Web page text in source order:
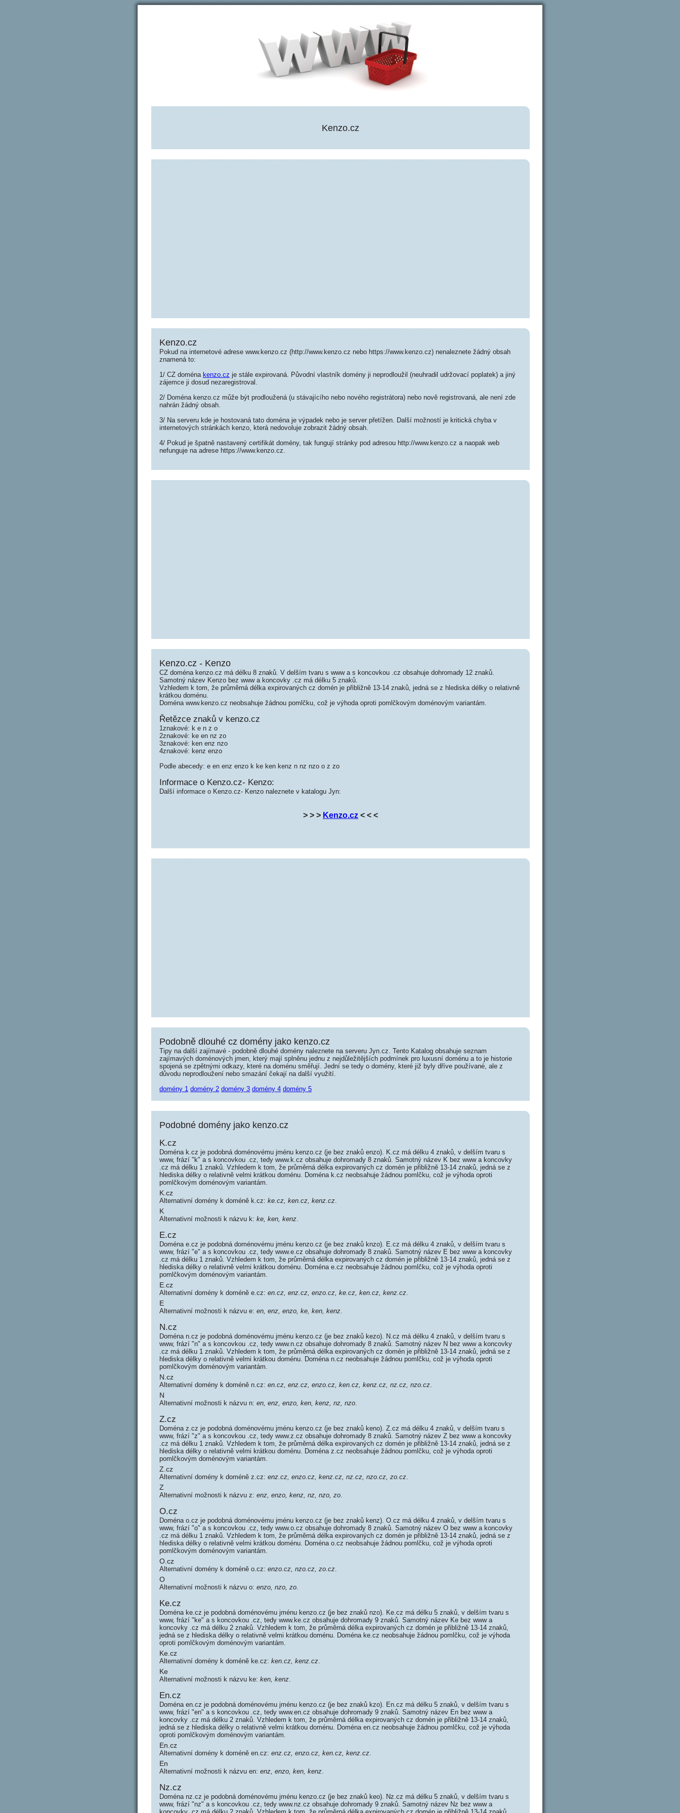
Kenzo.cz
Kenzo.cz
Pokud na internetové adrese www.kenzo.cz (http://www.kenzo.cz nebo https://www.kenzo.cz) nenaleznete žádný obsah
znamená to:
1/ CZ doména kenzo.cz je stále expirovaná. Původní vlastník domény ji neprodloužil (neuhradil udržovací poplatek) a jiný
zájemce ji dosud nezaregistroval.
2/ Doména kenzo.cz může být prodloužená (u stávajícího nebo nového registrátora) nebo nově registrovaná, ale není zde
nahrán žádný obsah.
3/ Na serveru kde je hostovaná tato doména je výpadek nebo je server přetížen. Další možností je kritická chyba v
internetových stránkách kenzo, která nedovoluje zobrazit žádný obsah.
4/ Pokud je špatně nastavený certifikát domény, tak fungují stránky pod adresou http://www.kenzo.cz a naopak web
nefunguje na adrese https://www.kenzo.cz.
Kenzo.cz - Kenzo
CZ doména kenzo.cz má délku 8 znaků. V delším tvaru s www a s koncovkou .cz obsahuje dohromady 12 znaků.
Samotný název Kenzo bez www a koncovky .cz má délku 5 znaků.
Vzhledem k tom, že průměrná délka expirovaných cz domén je přibližně 13-14 znaků, jedná se z hlediska délky o relativně
krátkou doménu.
Doména www.kenzo.cz neobsahuje žádnou pomlčku, což je výhoda oproti pomlčkovým doménovým variantám.
Řetězce znaků v kenzo.cz
1znakové: k e n z o
2znakové: ke en nz zo
3znakové: ken enz nzo
4znakové: kenz enzo
Podle abecedy: e en enz enzo k ke ken kenz n nz nzo o z zo
Informace o Kenzo.cz- Kenzo:
Další informace o Kenzo.cz- Kenzo naleznete v katalogu Jyn:
> > > Kenzo.cz < < <
Podobně dlouhé cz domény jako kenzo.cz
Tipy na další zajímavé - podobně dlouhé domény naleznete na serveru Jyn.cz. Tento Katalog obsahuje seznam
zajímavých doménových jmen, který mají splněnu jednu z nejdůležitějších podmínek pro luxusní doménu a to je historie
spojená se zpětnými odkazy, které na doménu směřují. Jední se tedy o domény, které již byly dříve používané, ale z
důvodu neprodloužení nebo smazání čekají na další využití.
domény 1 domény 2 domény 3 domény 4 domény 5
Podobné domény jako kenzo.cz
K.cz
Doména k.cz je podobná doménovému jménu kenzo.cz (je bez znaků enzo). K.cz má délku 4 znaků, v delším tvaru s
www, frází "k" a s koncovkou .cz, tedy www.k.cz obsahuje dohromady 8 znaků. Samotný název K bez www a koncovky
.cz má délku 1 znaků. Vzhledem k tom, že průměrná délka expirovaných cz domén je přibližně 13-14 znaků, jedná se z
hlediska délky o relativně velmi krátkou doménu. Doména k.cz neobsahuje žádnou pomlčku, což je výhoda oproti
pomlčkovým doménovým variantám.
K.cz
Alternativní domény k doméně k.cz: ke.cz, ken.cz, kenz.cz.
K
Alternativní možnosti k názvu k: ke, ken, kenz.
E.cz
Doména e.cz je podobná doménovému jménu kenzo.cz (je bez znaků knzo). E.cz má délku 4 znaků, v delším tvaru s
www, frází "e" a s koncovkou .cz, tedy www.e.cz obsahuje dohromady 8 znaků. Samotný název E bez www a koncovky
.cz má délku 1 znaků. Vzhledem k tom, že průměrná délka expirovaných cz domén je přibližně 13-14 znaků, jedná se z
hlediska délky o relativně velmi krátkou doménu. Doména e.cz neobsahuje žádnou pomlčku, což je výhoda oproti
pomlčkovým doménovým variantám.
E.cz
Alternativní domény k doméně e.cz: en.cz, enz.cz, enzo.cz, ke.cz, ken.cz, kenz.cz.
E
Alternativní možnosti k názvu e: en, enz, enzo, ke, ken, kenz.
N.cz
Doména n.cz je podobná doménovému jménu kenzo.cz (je bez znaků kezo). N.cz má délku 4 znaků, v delším tvaru s
www, frází "n" a s koncovkou .cz, tedy www.n.cz obsahuje dohromady 8 znaků. Samotný název N bez www a koncovky
.cz má délku 1 znaků. Vzhledem k tom, že průměrná délka expirovaných cz domén je přibližně 13-14 znaků, jedná se z
hlediska délky o relativně velmi krátkou doménu. Doména n.cz neobsahuje žádnou pomlčku, což je výhoda oproti
pomlčkovým doménovým variantám.
N.cz
Alternativní domény k doméně n.cz: en.cz, enz.cz, enzo.cz, ken.cz, kenz.cz, nz.cz, nzo.cz.
N
Alternativní možnosti k názvu n: en, enz, enzo, ken, kenz, nz, nzo.
Z.cz
Doména z.cz je podobná doménovému jménu kenzo.cz (je bez znaků keno). Z.cz má délku 4 znaků, v delším tvaru s
www, frází "z" a s koncovkou .cz, tedy www.z.cz obsahuje dohromady 8 znaků. Samotný název Z bez www a koncovky
.cz má délku 1 znaků. Vzhledem k tom, že průměrná délka expirovaných cz domén je přibližně 13-14 znaků, jedná se z
hlediska délky o relativně velmi krátkou doménu. Doména z.cz neobsahuje žádnou pomlčku, což je výhoda oproti
pomlčkovým doménovým variantám.
Z.cz
Alternativní domény k doméně z.cz: enz.cz, enzo.cz, kenz.cz, nz.cz, nzo.cz, zo.cz.
Z
Alternativní možnosti k názvu z: enz, enzo, kenz, nz, nzo, zo.
O.cz
Doména o.cz je podobná doménovému jménu kenzo.cz (je bez znaků kenz). O.cz má délku 4 znaků, v delším tvaru s
www, frází "o" a s koncovkou .cz, tedy www.o.cz obsahuje dohromady 8 znaků. Samotný název O bez www a koncovky
.cz má délku 1 znaků. Vzhledem k tom, že průměrná délka expirovaných cz domén je přibližně 13-14 znaků, jedná se z
hlediska délky o relativně velmi krátkou doménu. Doména o.cz neobsahuje žádnou pomlčku, což je výhoda oproti
pomlčkovým doménovým variantám.
O.cz
Alternativní domény k doméně o.cz: enzo.cz, nzo.cz, zo.cz.
O
Alternativní možnosti k názvu o: enzo, nzo, zo.
Ke.cz
Doména ke.cz je podobná doménovému jménu kenzo.cz (je bez znaků nzo). Ke.cz má délku 5 znaků, v delším tvaru s
www, frází "ke" a s koncovkou .cz, tedy www.ke.cz obsahuje dohromady 9 znaků. Samotný název Ke bez www a
koncovky .cz má délku 2 znaků. Vzhledem k tom, že průměrná délka expirovaných cz domén je přibližně 13-14 znaků,
jedná se z hlediska délky o relativně velmi krátkou doménu. Doména ke.cz neobsahuje žádnou pomlčku, což je výhoda
oproti pomlčkovým doménovým variantám.
Ke.cz
Alternativní domény k doméně ke.cz: ken.cz, kenz.cz.
Ke
Alternativní možnosti k názvu ke: ken, kenz.
En.cz
Doména en.cz je podobná doménovému jménu kenzo.cz (je bez znaků kzo). En.cz má délku 5 znaků, v delším tvaru s
www, frází "en" a s koncovkou .cz, tedy www.en.cz obsahuje dohromady 9 znaků. Samotný název En bez www a
koncovky .cz má délku 2 znaků. Vzhledem k tom, že průměrná délka expirovaných cz domén je přibližně 13-14 znaků,
jedná se z hlediska délky o relativně velmi krátkou doménu. Doména en.cz neobsahuje žádnou pomlčku, což je výhoda
oproti pomlčkovým doménovým variantám.
En.cz
Alternativní domény k doméně en.cz: enz.cz, enzo.cz, ken.cz, kenz.cz.
En
Alternativní možnosti k názvu en: enz, enzo, ken, kenz.
Nz.cz
Doména nz.cz je podobná doménovému jménu kenzo.cz (je bez znaků keo). Nz.cz má délku 5 znaků, v delším tvaru s
www, frází "nz" a s koncovkou .cz, tedy www.nz.cz obsahuje dohromady 9 znaků. Samotný název Nz bez www a